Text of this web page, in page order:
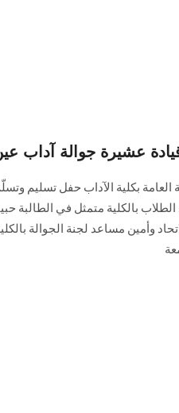
عشيرة جوالة آداب
العامة بكلية الآداب حفل تسليم
بالكلية متمثل في الطالبة
وأمين مساعد لجنة الجوالة